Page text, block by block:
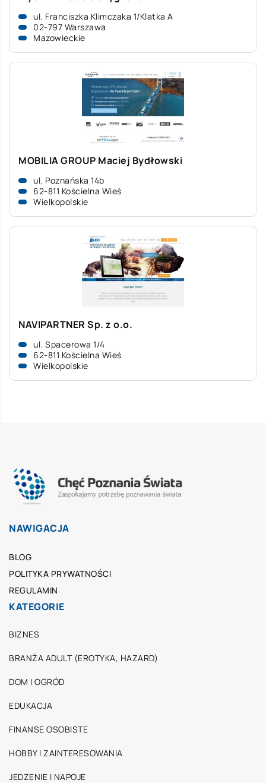
ul. Franciszka Klimczaka 1/Klatka A
02-797 Warszawa
Mazowieckie
MOBILIA GROUP Maciej Bydłowski
ul. Poznańska 14b
62-811 Kościelna Wieś
Wielkopolskie
NAVIPARTNER Sp. z o.o.
ul. Spacerowa 1/4
62-811 Kościelna Wieś
Wielkopolskie
NAWIGACJA
BLOG
POLITYKA PRYWATNOŚCI
REGULAMIN
KATEGORIE
BIZNES
BRANŻA ADULT (EROTYKA, HAZARD)
DOM I OGRÓD
EDUKACJA
FINANSE OSOBISTE
HOBBY I ZAINTERESOWANIA
JEDZENIE I NAPOJE